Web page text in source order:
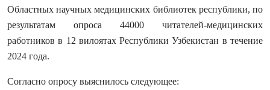
Областных научных медицинских библиотек республики, по
результатам опроса 44000 читателей-медицинских
работников в 12 вилоятах Республики Узбекистан в течение
2024 года.
Согласно опросу выяснилось следующее: